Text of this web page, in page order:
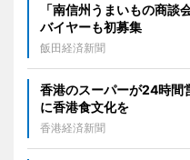
「南信州うまいもの商
バイヤーも初募集
飯田経済新聞
香港のスーパーが24時
に香港食文化を
香港経済新聞